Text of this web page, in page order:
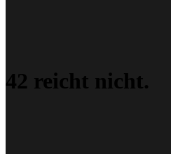
42 reicht nicht.